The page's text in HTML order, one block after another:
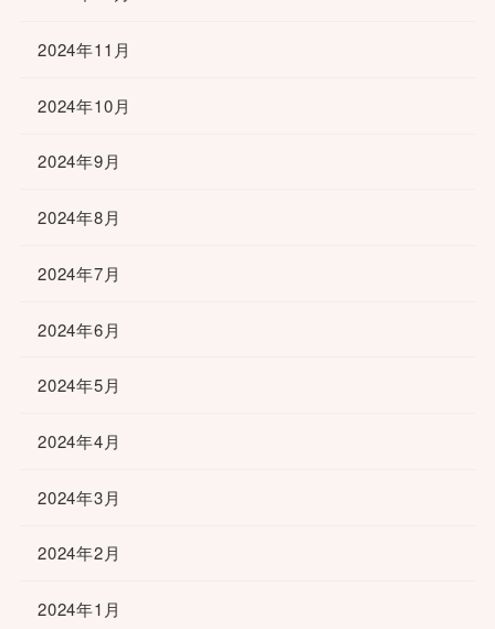
2024年11月
2024年10月
2024年9月
2024年8月
2024年7月
2024年6月
2024年5月
2024年4月
2024年3月
2024年2月
2024年1月